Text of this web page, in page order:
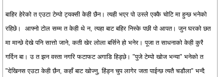
बाहिर हेरेको त एउटा टेम्पो ट्यक्सी केही छैन। त्यही भएर पो उस्ले एक्कै चोटि मा हुन्छ भनेको
रहिछे। आफ्नो टोल सम्म त केही थे न, त्यहा बाट बहिर निस्के पछी पो आपत। जुन घरको छत
मा मान्छे देखे पनि सात्तो जाने, कती खेर लोला बर्सिने हो भनेर। पूजा त साधनाको केही कुरै
गर्दिन बा। उ त झन वस्ता नगरि फटाफट अगाडि हिड्छे। "पुजे टेम्पो खोज भन्या" भनेको त
"देखिनस एउटा केही छैन, कहाँ बाट खोज्नु, हिंड्न चुप लागेर जता पाईन्छ त्यतै चडौला" भन्दै